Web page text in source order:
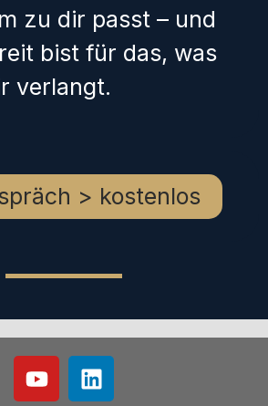
zu dir passt – und
bist für das, was
verlangt.
> kostenlos